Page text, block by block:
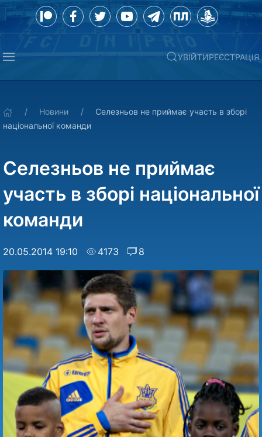
УВІЙТИРЕЄСТРАЦІЯ
Новини
Селезньов не приймає участь в зборі
національної команди
Селезньов не приймає
участь в зборі національної
команди
20.05.2014 19:10 4173 8